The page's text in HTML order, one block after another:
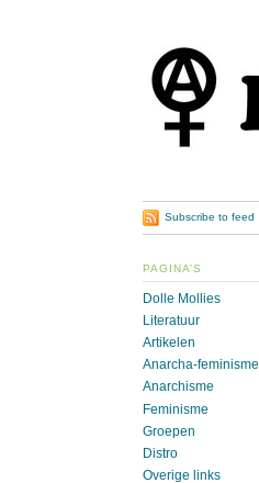
Subscribe to feed
PAGINA’S
Dolle Mollies
Literatuur
Artikelen
Anarcha-feminisme
Anarchisme
Feminisme
Groepen
Distro
Overige links